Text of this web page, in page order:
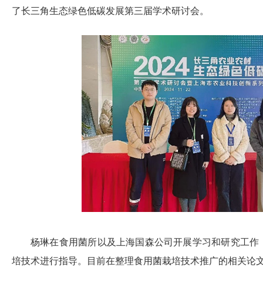
了长三角生态绿色低碳发展第三届学术研讨会。
杨琳在食用菌所以及上海国森公司开展学习和研究工
培技术进行指导。目前在整理食用菌栽培技术推广的相关论